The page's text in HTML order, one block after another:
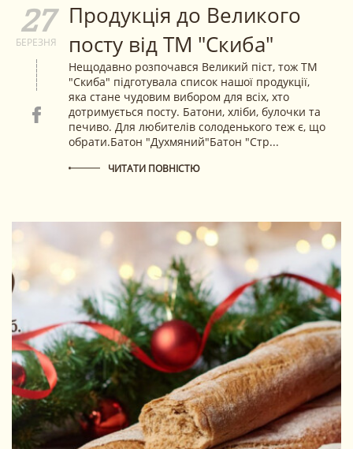
27
БЕРЕЗНЯ
Продукція до Великого
посту від ТМ "Скиба"
Нещодавно розпочався Великий піст, тож ТМ
"Скиба" підготувала список нашої продукції,
яка стане чудовим вибором для всіх, хто
дотримується посту. Батони, хліби, булочки та
печиво. Для любителів солоденького теж є, що
обрати.Батон "Духмяний"Батон "Стр...
ЧИТАТИ ПОВНІСТЮ